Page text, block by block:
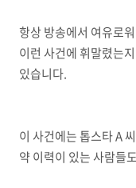
항상 방송에서 여유로
이런 사건에 휘말렸는
있습니다.
이 사건에는 톱스타 A
약 이력이 있는 사람들